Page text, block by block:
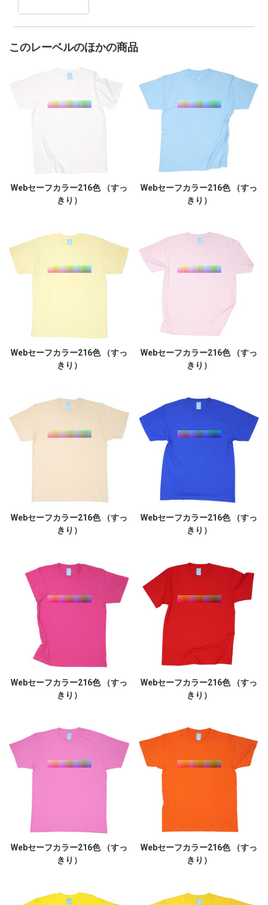
このレーベルのほかの商品
Webセーフカラー216色 （すっ
きり）
Webセーフカラー216色 （すっ
きり）
Webセーフカラー216色 （すっ
きり）
Webセーフカラー216色 （すっ
きり）
Webセーフカラー216色 （すっ
きり）
Webセーフカラー216色 （すっ
きり）
Webセーフカラー216色 （すっ
きり）
Webセーフカラー216色 （すっ
きり）
Webセーフカラー216色 （すっ
きり）
Webセーフカラー216色 （すっ
きり）